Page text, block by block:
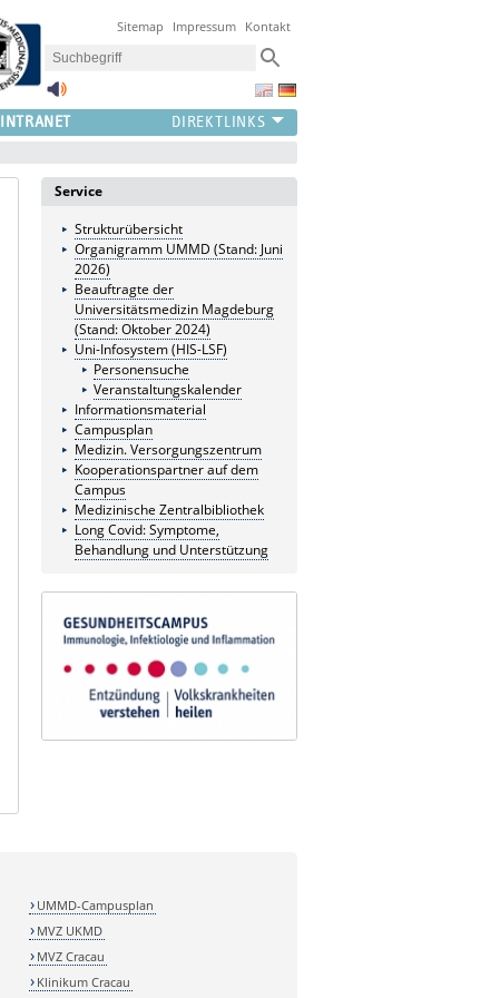
Sitemap Impressum Kontakt
INTRANET
Service
Strukturübersicht
Organigramm UMMD (Stand: Juni
2026)
Beauftragte der
Universitätsmedizin Magdeburg
(Stand: Oktober 2024)
Uni-Infosystem (HIS-LSF)
Personensuche
Veranstaltungskalender
Informationsmaterial
Campusplan
Medizin. Versorgungszentrum
Kooperationspartner auf dem
Campus
Medizinische Zentralbibliothek
Long Covid: Symptome,
Behandlung und Unterstützung
UMMD-Campusplan
MVZ UKMD
MVZ Cracau
Klinikum Cracau